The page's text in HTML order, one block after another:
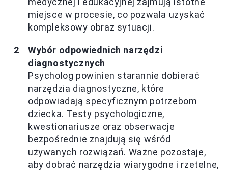
miejsce w procesie, co pozwala uzyskać
kompleksowy obraz sytuacji.
Wybór odpowiednich narzędzi
diagnostycznych
Psycholog powinien starannie dobierać
narzędzia diagnostyczne, które
odpowiadają specyficznym potrzebom
dziecka. Testy psychologiczne,
kwestionariusze oraz obserwacje
bezpośrednie znajdują się wśród
używanych rozwiązań. Ważne pozostaje,
aby dobrać narzędzia wiarygodne i rzetelne,